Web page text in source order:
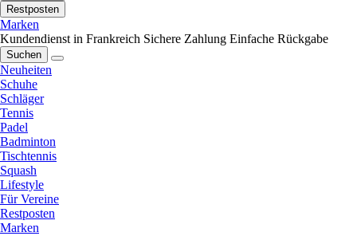
Restposten
Marken
Kundendienst in Frankreich Sichere Zahlung Einfache Rückgabe
Suchen
Neuheiten
Schuhe
Schläger
Tennis
Padel
Badminton
Tischtennis
Squash
Lifestyle
Für Vereine
Restposten
Marken